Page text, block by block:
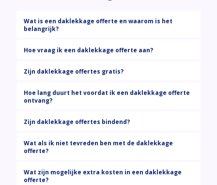
Wat is een daklekkage offerte en waarom is het
belangrijk?
Hoe vraag ik een daklekkage offerte aan?
Zijn daklekkage offertes gratis?
Hoe lang duurt het voordat ik een daklekkage offerte
ontvang?
Zijn daklekkage offertes bindend?
Wat als ik niet tevreden ben met de daklekkage
offerte?
Wat zijn mogelijke extra kosten in een daklekkage
offerte?